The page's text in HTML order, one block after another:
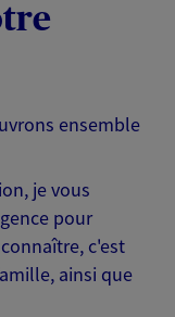
ensemble
je vous
pour
c'est
ainsi que